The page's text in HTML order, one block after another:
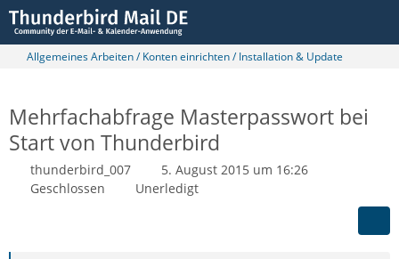
Allgemeines Arbeiten / Konten einrichten / Installation & Update
Mehrfachabfrage Masterpasswort bei
Start von Thunderbird
thunderbird_007
5. August 2015 um 16:26
Geschlossen
Unerledigt